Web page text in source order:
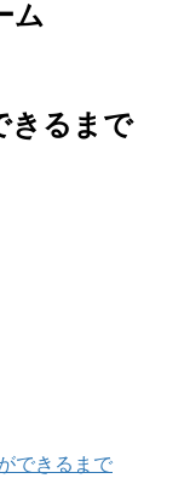
ム
きるまで
できるまで